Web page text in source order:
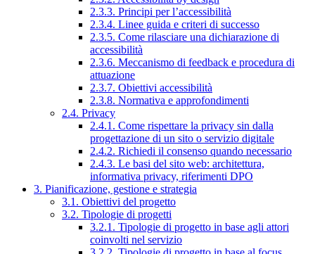
2.3.3. Principi per l’accessibilità
2.3.4. Linee guida e criteri di successo
2.3.5. Come rilasciare una dichiarazione di
accessibilità
2.3.6. Meccanismo di feedback e procedura di
attuazione
2.3.7. Obiettivi accessibilità
2.3.8. Normativa e approfondimenti
2.4. Privacy
2.4.1. Come rispettare la privacy sin dalla
progettazione di un sito o servizio digitale
2.4.2. Richiedi il consenso quando necessario
2.4.3. Le basi del sito web: architettura,
informativa privacy, riferimenti DPO
3. Pianificazione, gestione e strategia
3.1. Obiettivi del progetto
3.2. Tipologie di progetti
3.2.1. Tipologie di progetto in base agli attori
coinvolti nel servizio